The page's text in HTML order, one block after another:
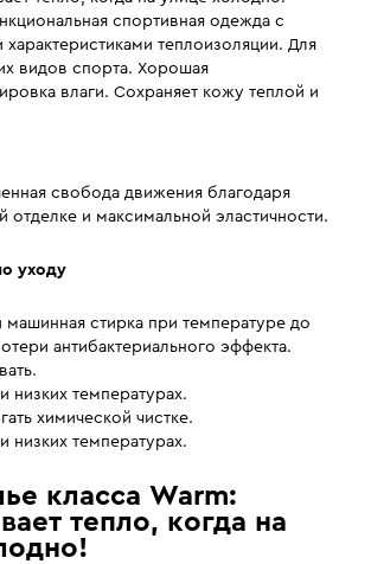
спортивная одежда с
характеристиками теплоизоляции. Для
видов спорта. Хорошая
влаги. Сохраняет кожу теплой и
свобода движения благодаря
отделке и максимальной эластичности.
уходу
машинная стирка при температуре до
антибактериального эффекта.
низких температурах.
химической чистке.
низких температурах.
класса Warm:
тепло, когда на